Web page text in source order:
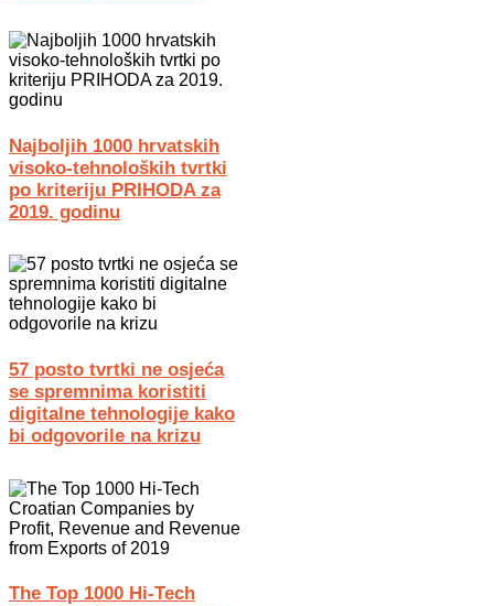
Najboljih 1000 hrvatskih
visoko-tehnoloških tvrtki
po kriteriju PRIHODA za
2019. godinu
57 posto tvrtki ne osjeća
se spremnima koristiti
digitalne tehnologije kako
bi odgovorile na krizu
The Top 1000 Hi-Tech